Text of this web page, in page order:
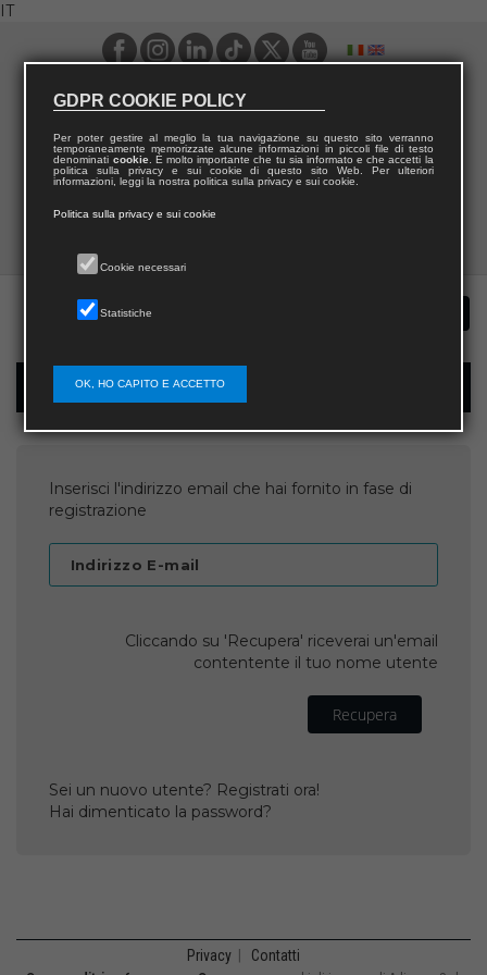
IT
Recupera username
Inserisci l'indirizzo email che hai fornito in fase di
registrazione
Indirizzo E-mail
Cliccando su 'Recupera' riceverai un'email
contentente il tuo nome utente
Recupera
Sei un nuovo utente? Registrati ora!
Hai dimenticato la password?
Privacy Contatti
GDPR COOKIE POLICY
Per poter gestire al meglio la tua navigazione su questo sito verranno
temporaneamente memorizzate alcune informazioni in piccoli file di testo
denominati cookie. È molto importante che tu sia informato e che accetti la
politica sulla privacy e sui cookie di questo sito Web. Per ulteriori
informazioni, leggi la nostra politica sulla privacy e sui cookie.
Politica sulla privacy e sui cookie
Cookie necessari
Statistiche
OK, HO CAPITO E ACCETTO